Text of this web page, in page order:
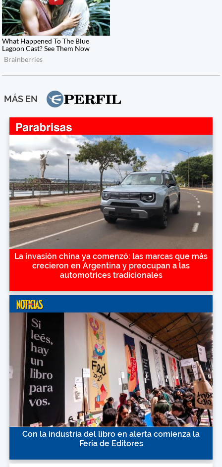
MÁS EN
La invasión china ya comenzó: las marcas que más
crecieron en Argentina y preocupan a las
automotrices tradicionales
Con la industria del libro en alerta comienza la
Feria de Editores